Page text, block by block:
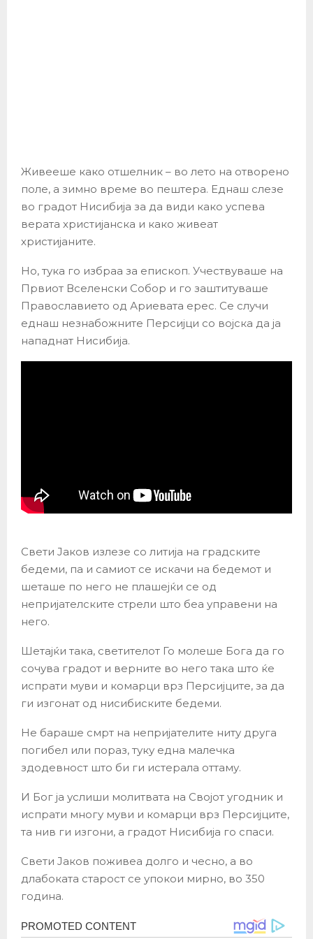
Живееше како отшелник – во лето на отворено
поле, а зимно време во пештера. Еднаш слезе
во градот Нисибија за да види како успева
верата христијанска и како живеат
христијаните.
Но, тука го избраа за епископ. Учествуваше на
Првиот Вселенски Собор и го заштитуваше
Православието од Ариевата ерес. Се случи
еднаш незнабожните Персијци со војска да ја
нападнат Нисибија.
Свети Јаков излезе со литија на градските
бедеми, па и самиот се искачи на бедемот и
шеташе по него не плашејќи се од
непријателските стрели што беа управени на
него.
Шетајќи така, светителот Го молеше Бога да го
сочува градот и верните во него така што ќе
испрати муви и комарци врз Персијците, за да
ги изгонат од нисибиските бедеми.
Не бараше смрт на непријателите ниту друга
погибел или пораз, туку една малечка
здодевност што би ги истерала оттаму.
И Бог ја услиши молитвата на Својот угодник и
испрати многу муви и комарци врз Персијците,
та нив ги изгони, а градот Нисибија го спаси.
Свети Јаков поживеа долго и чесно, а во
длабоката старост се упокои мирно, во 350
година.